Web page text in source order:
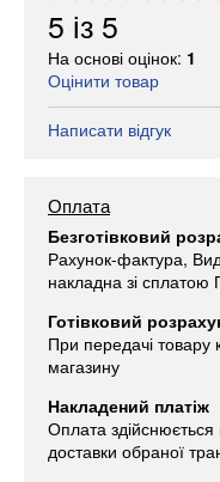
5 із 5
На основі оцінок: 1
Оцінити товар
Написати відгук
Оплата
Безготівковий
Рахунок-фактура,
накладна зі сплатою
Готівковий
При передачі товару
магазину
Накладений платіж
Оплата здійснюється
доставки обраної